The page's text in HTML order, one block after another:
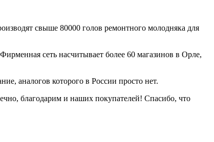
свыше 80000 голов ремонтного молодняка для
сеть насчитывает более 60 магазинов в Орле,
аналогов которого в России просто нет.
благодарим и наших покупателей! Спасибо, что